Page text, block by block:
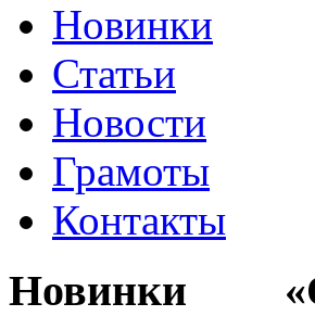
Новинки
Статьи
Новости
Грамоты
Контакты
Новинки